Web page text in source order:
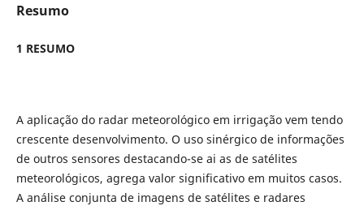
Resumo
1 RESUMO
A aplicação do radar meteorológico em irrigação vem tendo
crescente desenvolvimento. O uso sinérgico de informações
de outros sensores destacando-se ai as de satélites
meteorológicos, agrega valor significativo em muitos casos.
A análise conjunta de imagens de satélites e radares